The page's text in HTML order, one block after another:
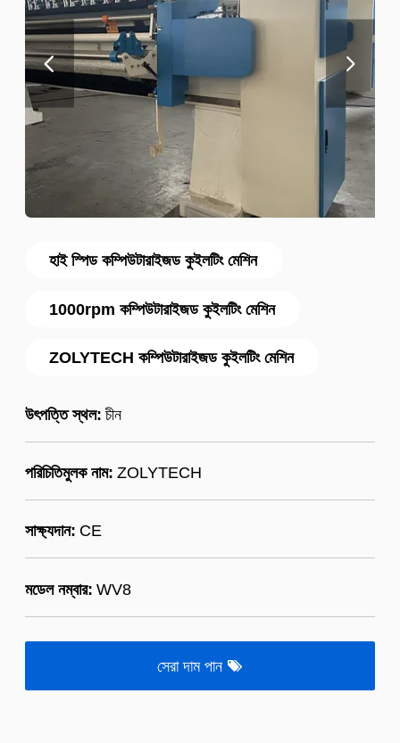
হাই স্পিড কম্পিউটারাইজড কুইলটিং মেশিন
1000rpm কম্পিউটারাইজড কুইলটিং মেশিন
ZOLYTECH কম্পিউটারাইজড কুইলটিং মেশিন
উৎপত্তি স্থল: চীন
পরিচিতিমুলক নাম: ZOLYTECH
সাক্ষ্যদান: CE
মডেল নম্বার: WV8
সেরা দাম পান